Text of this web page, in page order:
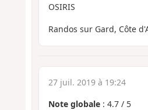
OSIRIS
Randos sur Gard, Côte
27 juil. 2019 à 19:24
Note globale: 4.7/ 5